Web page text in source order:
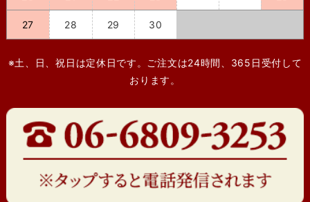
27 28 29 30
※土、日、祝日は定休日です。ご注文は24時間、365日受付して
おります。